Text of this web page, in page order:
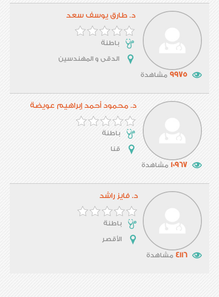
9975 مشاهدة
د. طارق يوسف سعد
باطنة
الدقى و المهندسين
10967 مشاهدة
د. محمود أحمد إبراهيم عويضة
باطنة
قنا
4116 مشاهدة
د. فايز راشد
باطنة
الأقصر